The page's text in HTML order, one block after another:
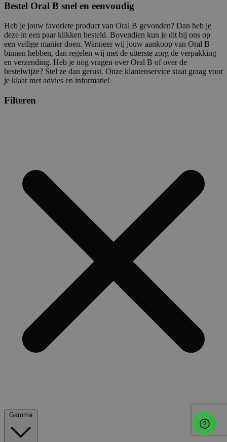
Bestel Oral B snel en eenvoudig
Heb je jouw favoriete product van Oral B gevonden? Dan heb je
deze in een paar klikken besteld. Bovendien kun je dit bij ons op
een veilige manier doen. Wanneer wij jouw aankoop van Oral B
binnen hebben, dan regelen wij met de uiterste zorg de verpakking
en verzending. Heb je nog vragen over Oral B of over de
bestelwijze? Stel ze dan gerust. Onze klantenservice staat graag voor
je klaar met advies en informatie!
Filteren
Gamma